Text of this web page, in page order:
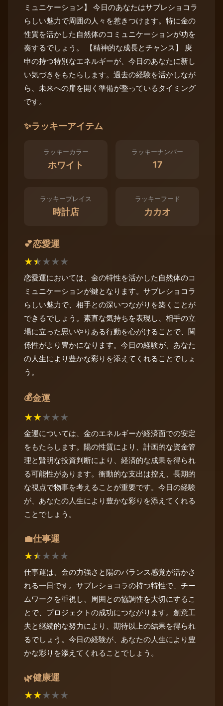
ミュニケーション】 今日のあなたはサブレショコラ
らしい魅力で周囲の人々を惹きつけます。特に金の
性質を活かした自然体のコミュニケーションが功を
奏するでしょう。 【精神的な成長とチャンス】 庚
申の持つ特別なエネルギーが、今日のあなたに新し
い気づきをもたらします。過去の経験を活かしなが
ら、未来への扉を開く準備が整っているタイミング
です。
✨ラッキーアイテム
ラッキーカラー
ホワイト
ラッキーナンバー
17
ラッキープレイス
時計店
ラッキーフード
カカオ
💕恋愛運
★★★★★
恋愛運においては、金の特性を活かした自然体のコ
ミュニケーションが鍵となります。サブレショコラ
らしい魅力で、相手との深いつながりを築くことが
できるでしょう。素直な気持ちを表現し、相手の立
場に立った思いやりある行動を心がけることで、関
係性がより豊かになります。今日の経験が、あなた
の人生により豊かな彩りを添えてくれることでしょ
う。
💰金運
★★★★★
金運については、金のエネルギーが経済面での安定
をもたらします。陽の性質により、計画的な資金管
理と賢明な投資判断により、経済的な成果を得られ
る可能性があります。衝動的な支出は控え、長期的
な視点で物事を考えることが重要です。今日の経験
が、あなたの人生により豊かな彩りを添えてくれる
ことでしょう。
💼仕事運
★★★★★
仕事運は、金の力強さと陽のバランス感覚が活かさ
れる一日です。サブレショコラの持つ特性で、チー
ムワークを重視し、周囲との協調性を大切にするこ
とで、プロジェクトの成功につながります。創意工
夫と継続的な努力により、期待以上の結果を得られ
るでしょう。今日の経験が、あなたの人生により豊
かな彩りを添えてくれることでしょう。
🌿健康運
★★★★★